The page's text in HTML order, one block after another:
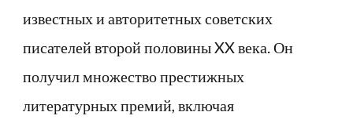
известных и авторитетных советских
писателей второй половины XX века. Он
получил множество престижных
литературных премий, включая